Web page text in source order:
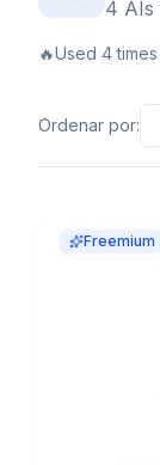
4 AIs
🔥Used 4
Ordenar por:
Freemium